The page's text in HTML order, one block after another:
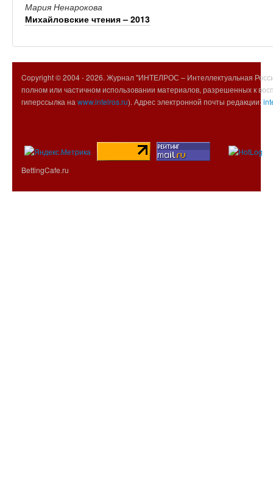
Мария Ненарокова
Михайловские чтения – 2013
Copyright © 2004 -2026. Журнал "ИНТЕЛРОС – Интеллектуальная
полном или частичном использовании материалов, разрешенных к
гиперссылка на www.intelros.ru). Адрес электронной почты редакции:
BettingCafe.ru